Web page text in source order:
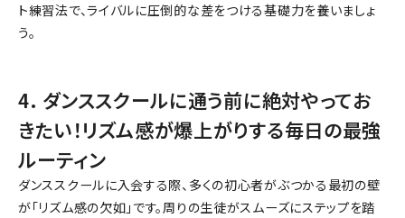
ト練習法で、ライバルに圧倒的な差をつける基礎力を養いましょ
う。
4. ダンススクールに通う前に絶対やってお
きたい！リズム感が爆上がりする毎日の最強
ルーティン
ダンススクールに入会する際、多くの初心者がぶつかる最初の壁
が「リズム感の欠如」です。周りの生徒がスムーズにステップを踏